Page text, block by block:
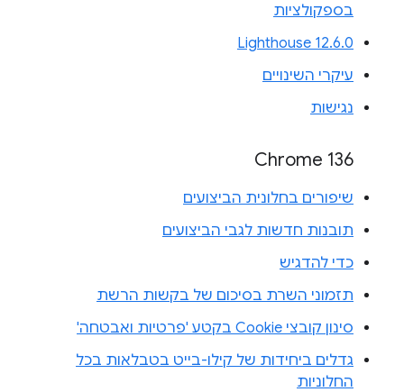
בספקולציות
Lighthouse 12.6.0
עיקרי השינויים
נגישות
Chrome 136
שיפורים בחלונית הביצועים
תובנות חדשות לגבי הביצועים
כדי להדגיש
תזמוני השרת בסיכום של בקשות הרשת
סינון קובצי Cookie בקטע 'פרטיות ואבטחה'
גדלים ביחידות של קילו-בייט בטבלאות בכל
החלוניות